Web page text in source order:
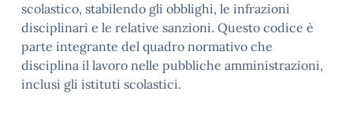
scolastico, stabilendo gli obblighi, le infrazioni
disciplinari e le relative sanzioni. Questo codice è
parte integrante del quadro normativo che
disciplina il lavoro nelle pubbliche amministrazioni,
inclusi gli istituti scolastici.